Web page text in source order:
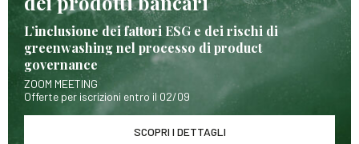
L’inclusione dei fattori ESG e dei rischi di
greenwashing nel processo di product
governance
ZOOM MEETING
Offerte per iscrizioni entro il 02/09
SCOPRI I DETTAGLI